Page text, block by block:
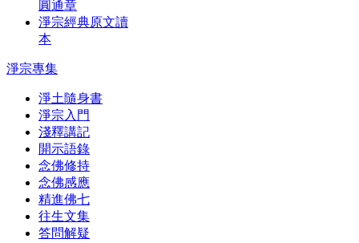
圓通章
淨宗經典原文讀
本
淨宗專集
淨土隨身書
淨宗入門
淺釋講記
開示語錄
念佛修持
念佛感應
精進佛七
往生文集
答問解疑